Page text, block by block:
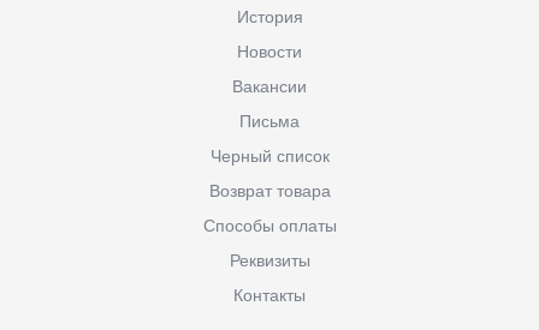
История
Новости
Вакансии
Письма
Черный список
Возврат товара
Способы оплаты
Реквизиты
Контакты